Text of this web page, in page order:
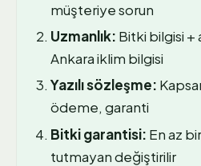
müşteriye sorun
Uzmanlık: Bitki bilgisi +
Ankara iklim bilgisi
Yazılı sözleşme:
ödeme, garanti
Bitki garantisi: En az
tutmayan değiştirilir